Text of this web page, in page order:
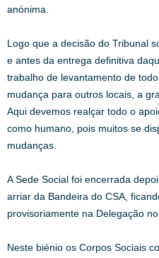
anónima.
Logo que a decisão do Tribunal
e antes da entrega definitiva
trabalho de levantamento de
mudança para outros locais, a
Aqui devemos realçar todo o
como humano, pois muitos se
mudanças.
A Sede Social foi encerrada
arriar da Bandeira do CSA,
provisoriamente na Delegação no
Neste biénio os Corpos Sociais